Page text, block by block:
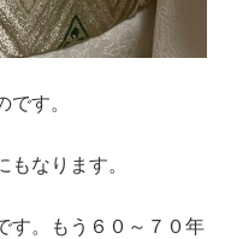
す。
なります。
す。もう６０～７０年